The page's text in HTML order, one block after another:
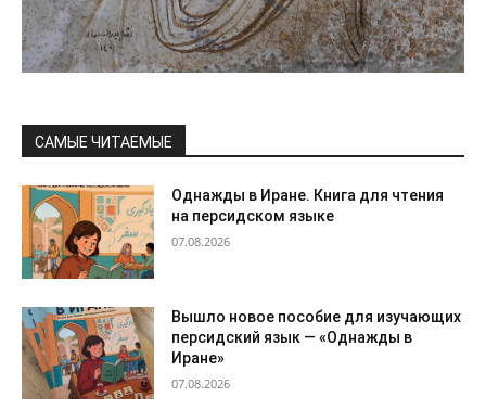
САМЫЕ ЧИТАЕМЫЕ
Однажды в Иране. Книга для чтения
на персидском языке
07.08.2026
Вышло новое пособие для изучающих
персидский язык — «Однажды в
Иране»
07.08.2026